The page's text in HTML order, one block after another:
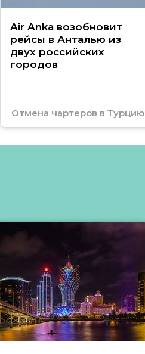
Air Anka возобновит
рейсы в Анталью из
двух российских
городов
Отмена чартеров в Турцию